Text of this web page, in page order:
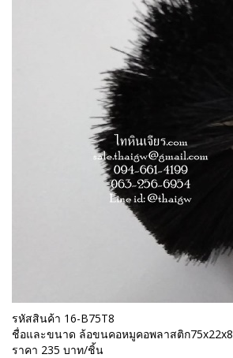
รหัสสินค้า 16-B75T8
ชื่อและขนาด ล้อขนคอหมูคอพลาสติก75x22x8
ราคา 235 บาท/ชิ้น